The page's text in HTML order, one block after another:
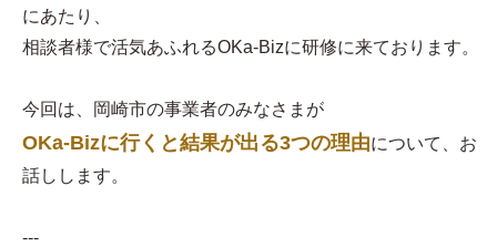
にあたり、
相談者様で活気あふれるOKa-Bizに研修に来ております。
今回は、岡崎市の事業者のみなさまが
OKa-Bizに行くと結果が出る3つの理由について、お
話しします。
---